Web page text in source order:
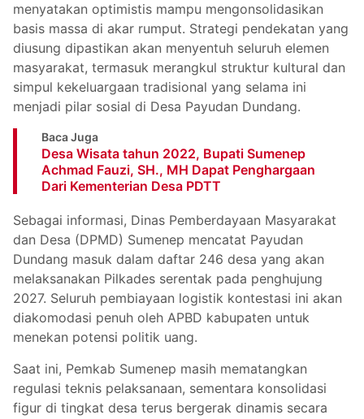
menyatakan optimistis mampu mengonsolidasikan
basis massa di akar rumput. Strategi pendekatan yang
diusung dipastikan akan menyentuh seluruh elemen
masyarakat, termasuk merangkul struktur kultural dan
simpul kekeluargaan tradisional yang selama ini
menjadi pilar sosial di Desa Payudan Dundang.
Baca Juga
Desa Wisata tahun 2022, Bupati Sumenep
Achmad Fauzi, SH., MH Dapat Penghargaan
Dari Kementerian Desa PDTT
Sebagai informasi, Dinas Pemberdayaan Masyarakat
dan Desa (DPMD) Sumenep mencatat Payudan
Dundang masuk dalam daftar 246 desa yang akan
melaksanakan Pilkades serentak pada penghujung
2027. Seluruh pembiayaan logistik kontestasi ini akan
diakomodasi penuh oleh APBD kabupaten untuk
menekan potensi politik uang.
Saat ini, Pemkab Sumenep masih mematangkan
regulasi teknis pelaksanaan, sementara konsolidasi
figur di tingkat desa terus bergerak dinamis secara